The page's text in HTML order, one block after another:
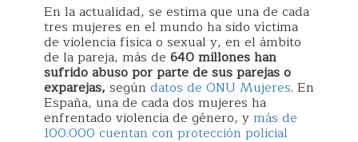
En la actualidad, se estima que una de cada
tres mujeres en el mundo ha sido víctima
de violencia física o sexual y, en el ámbito
de la pareja, más de 640 millones han
sufrido abuso por parte de sus parejas o
exparejas, según datos de ONU Mujeres. En
España, una de cada dos mujeres ha
enfrentado violencia de género, ymás de
100.000 cuentan con protección policial